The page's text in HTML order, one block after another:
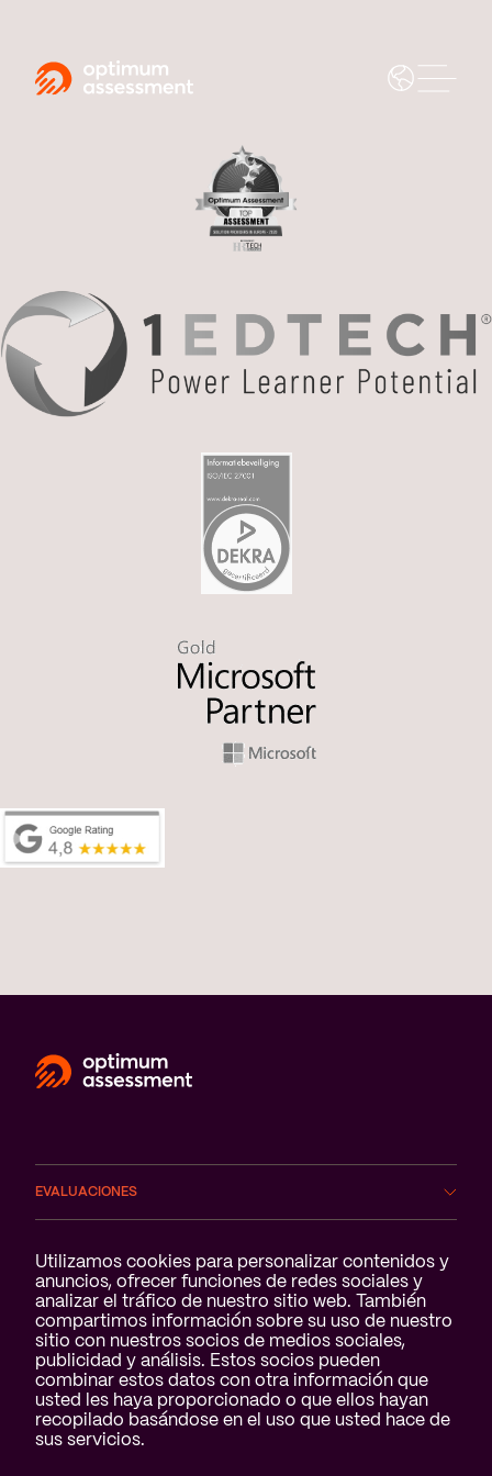
Notificación de cookies
Utilizamos cookies para personalizar contenidos y
anuncios, ofrecer funciones de redes sociales y
analizar el tráfico de nuestro sitio web. También
compartimos información sobre su uso de nuestro
sitio con nuestros socios de medios sociales,
publicidad y análisis. Estos socios pueden
combinar estos datos con otra información que
usted les haya proporcionado o que ellos hayan
recopilado basándose en el uso que usted hace de
sus servicios.
EVALUACIONES
SERVICIOS
QUIÉNES SOMOS